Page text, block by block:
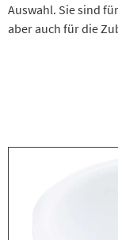
Auswahl. Sie sind
aber auch für die